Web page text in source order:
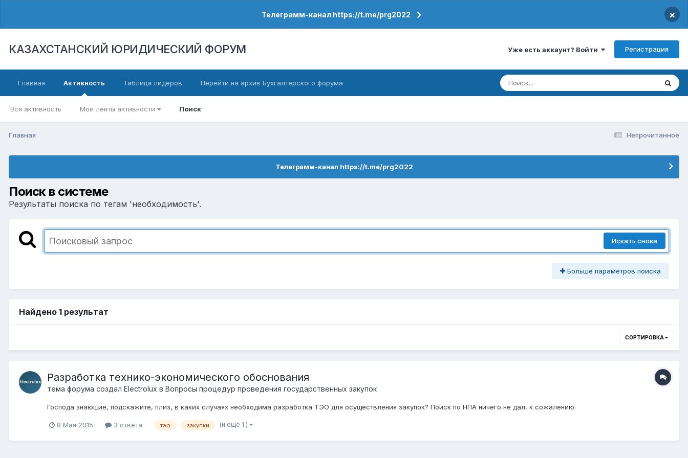
Телеграмм-канал https://t.me/prg2022 ×
КАЗАХСТАНСКИЙ ЮРИДИЧЕСКИЙ ФОРУМ Уже есть аккаунт? Войти Регистрация
Главная Активность
Вся активность Мои ленты активности Поиск
Таблица лидеров Перейти на архив Бухгалтерского форума
Непрочитанное
Главная
Телеграмм-канал https://t.me/prg2022
Поиск в системе
Результаты поиска по тегам 'необходимость'.
Искать снова
Больше параметров поиска
Найдено 1 результат
СОРТИРОВКА
Разработка технико-экономического обоснования
тема форума создал Electrolux в Вопросы процедур проведения государственных закупок
Господа знающие, подскажите, плиз, в каких случаях необходима разработка ТЭО для осуществления закупок? Поиск по НПА ничего не дал, к сожалению.
8 Мая 2015 3 ответа тэо закупки (и еще 1 )